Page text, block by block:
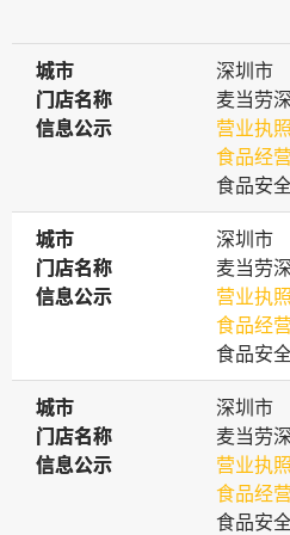
城市
城市
深圳市
门店名称
门店名称
麦当劳
信息公示
信息公示
营业执照
食品经
食品安
城市
城市
深圳市
门店名称
门店名称
麦当劳
信息公示
信息公示
营业执照
食品经
食品安
城市
城市
深圳市
门店名称
门店名称
麦当劳
信息公示
信息公示
营业执照
食品经
食品安